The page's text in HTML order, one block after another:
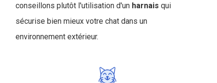
conseillons plutôt l'utilisation d'un harnais qui
sécurise bien mieux votre chat dans un
environnement extérieur.